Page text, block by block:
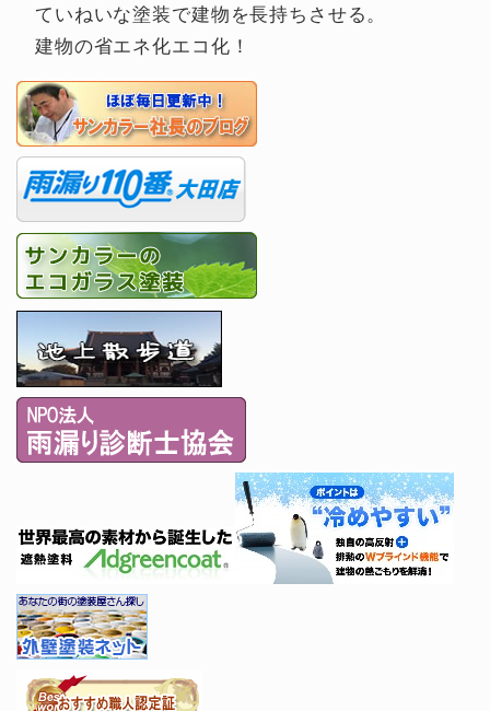
ていねいな塗装で建物を長持ちさせる。
建物の省エネ化エコ化！